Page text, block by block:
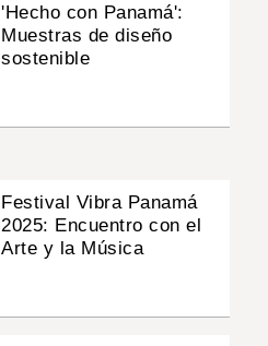
'Hecho con Panamá':
Muestras de diseño
sostenible
Festival Vibra Panamá
2025: Encuentro con el
Arte y la Música